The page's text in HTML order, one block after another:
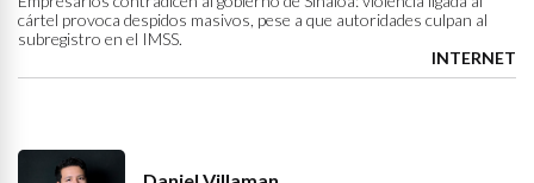
cártel provoca despidos masivos, pese a que autoridades culpan al
subregistro en el IMSS.
INTERNET